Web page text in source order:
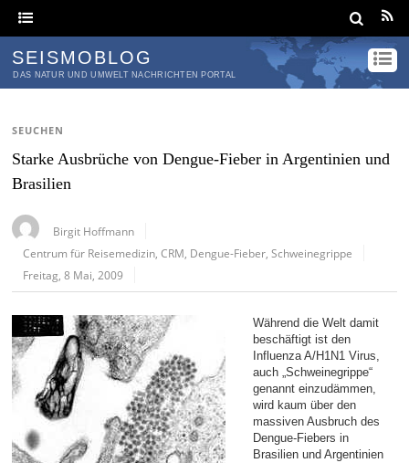
SEISMOBLOG
DAS NATUR UND UMWELT NACHRICHTEN PORTAL
SEUCHEN
Starke Ausbrüche von Dengue-Fieber in Argentinien und
Brasilien
Birgit Hoffmann
Centrum für Reisemedizin ,CRM Dengue-Fieber ,Schweinegrippe
Freitag, 8 Mai, 2009
Während die Welt damit
beschäftigt ist den
Influenza A/H1N1 Virus,
auch „Schweinegrippe“
genannt einzudämmen,
wird kaum über den
massiven Ausbruch des
Dengue-Fiebers in
Brasilien und Argentinien